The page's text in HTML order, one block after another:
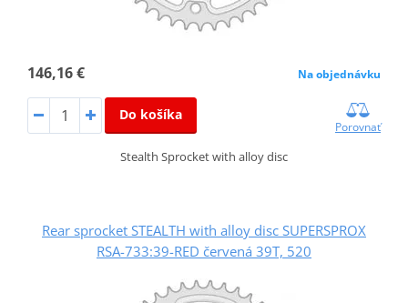
146,16 € Na objednávku
Do košíka
Porovnať
Stealth Sprocket with alloy disc
Rear sprocket STEALTH with alloy disc SUPERSPROX
RSA-733:39-RED červená 39T, 520